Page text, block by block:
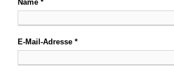
Name *
E-Mail-Adresse *